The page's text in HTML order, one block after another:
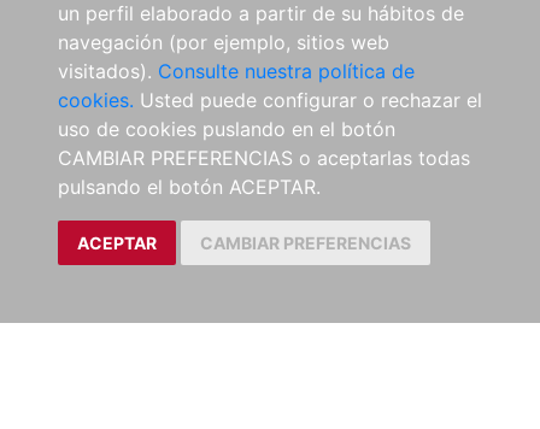
un perfil elaborado a partir de su hábitos de
navegación (por ejemplo, sitios web
visitados). Consulte nuestra política de
cookies. Usted puede configurar o rechazar el
uso de cookies puslando en el botón
CAMBIAR PREFERENCIAS o aceptarlas todas
pulsando el botón ACEPTAR.
ACEPTAR CAMBIAR PREFERENCIAS